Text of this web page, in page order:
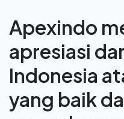
Apexindo
apresiasi
Indonesia
yang baik